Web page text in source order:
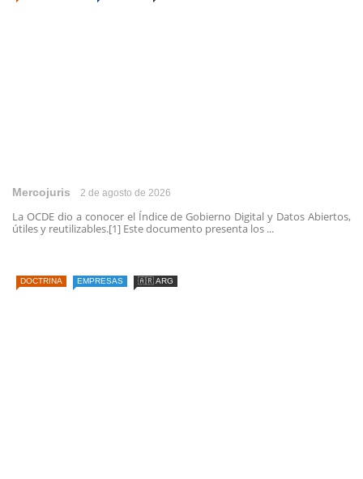
Mercojuris 2 de agosto de 2026
La OCDE dio a conocer el Índice de Gobierno Digital y Datos Abiertos,
útiles y reutilizables.[1] Este documento presenta los ...
DOCTRINA EMPRESAS 🇦🇷 ARG